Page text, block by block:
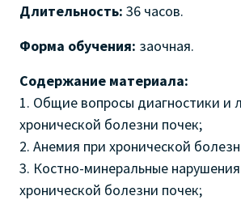
Длительность: 36 часов.
Форма обучения: заочная.
Содержание материала:
1. Общие вопросы диагностики и
хронической болезни почек;
2. Анемия при хронической
3. Костно-минеральные
хронической болезни почек;